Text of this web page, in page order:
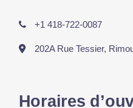
+1 418-722-0087
202A Rue Tessier,
Horaires